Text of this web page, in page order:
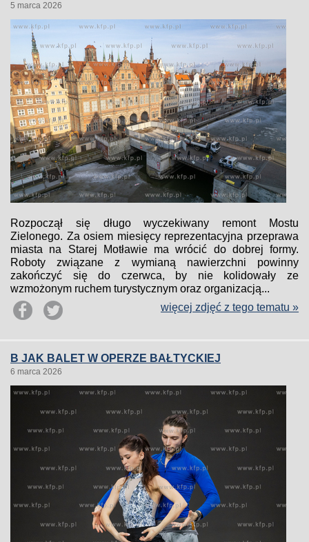
5 marca 2026
Rozpoczął się długo wyczekiwany remont Mostu
Zielonego. Za osiem miesięcy reprezentacyjna przeprawa
miasta na Starej Motławie ma wrócić do dobrej formy.
Roboty związane z wymianą nawierzchni powinny
zakończyć się do czerwca, by nie kolidowały ze
wzmożonym ruchem turystycznym oraz organizacją...
więcej zdjęć z tego tematu »
B JAK BALET W OPERZE BAŁTYCKIEJ
6 marca 2026